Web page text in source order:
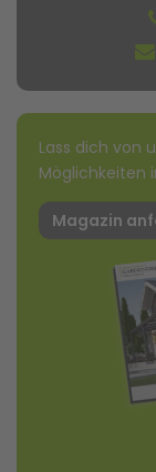
Lass dich von
Möglichkeiten
Magazin